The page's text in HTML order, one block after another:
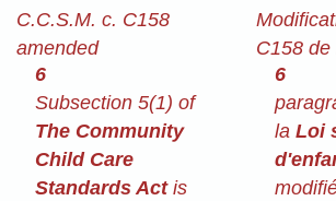
C.C.S.M. c. C158
amended
6
Subsection 5(1) of
The Community
Child Care
Standards Actis
C158 de
6
laLoi